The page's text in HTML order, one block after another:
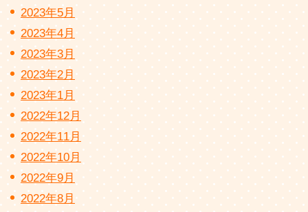
2023年5月
2023年4月
2023年3月
2023年2月
2023年1月
2022年12月
2022年11月
2022年10月
2022年9月
2022年8月